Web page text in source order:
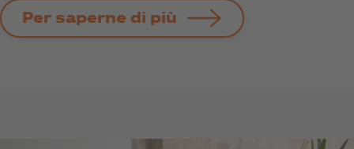
Per saperne di più